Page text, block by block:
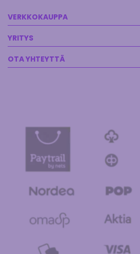
VERKKOKAUPPA
YRITYS
OTA YHTEYTTÄ